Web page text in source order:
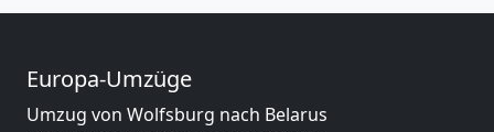
Europa-Umzüge
Umzug von Wolfsburg nach Belarus